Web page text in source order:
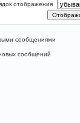
отображения
сообщениями
сообщений